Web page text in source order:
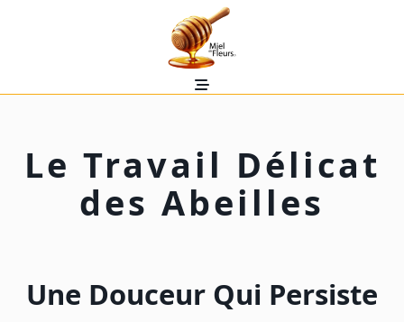
Skip
to
content
Le Travail Délicat
des Abeilles
Une Douceur Qui Persiste